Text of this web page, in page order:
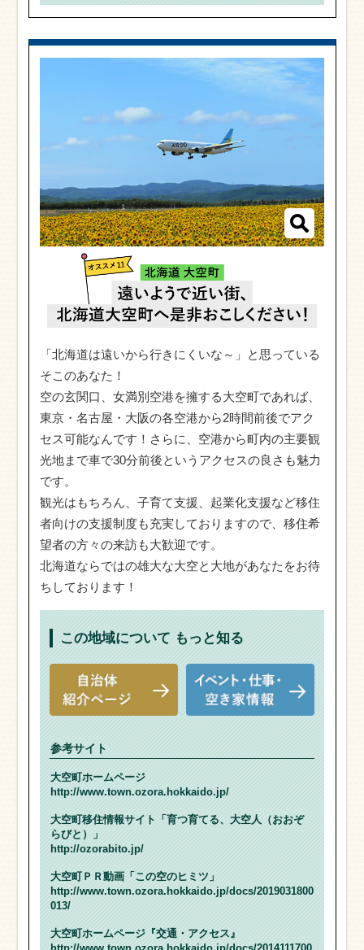
「北海道は遠いから行きにくいな～」と思っている
そこのあなた！
空の玄関口、女満別空港を擁する大空町であれば、
東京・名古屋・大阪の各空港から2時間前後でアク
セス可能なんです！さらに、空港から町内の主要観
光地まで車で30分前後というアクセスの良さも魅力
です。
観光はもちろん、子育て支援、起業化支援など移住
者向けの支援制度も充実しておりますので、移住希
望者の方々の来訪も大歓迎です。
北海道ならではの雄大な大空と大地があなたをお待
ちしております！
この地域について もっと知る
参考サイト
大空町ホームページ
http://www.town.ozora.hokkaido.jp/
大空町移住情報サイト「育つ育てる、大空人（おおぞ
らびと）」
http://ozorabito.jp/
大空町ＰＲ動画「この空のヒミツ」
http://www.town.ozora.hokkaido.jp/docs/2019031800
013/
大空町ホームページ『交通・アクセス』